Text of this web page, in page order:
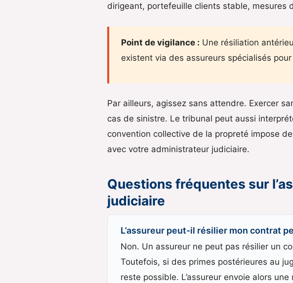
dirigeant, portefeuille clients stable, mesures
Point de vigilance : Une résiliation
existent via des assureurs spécialisés
Par ailleurs, agissez sans attendre. Exercer
cas de sinistre. Le tribunal peut aussi
convention collective de la propreté impose
avec votre administrateur judiciaire.
Questions fréquentes sur
judiciaire
L’assureur peut-il résilier mon contrat
Non. Un assureur ne peut pas résilier un
Toutefois, si des primes postérieures au
reste possible. L’assureur envoie alors